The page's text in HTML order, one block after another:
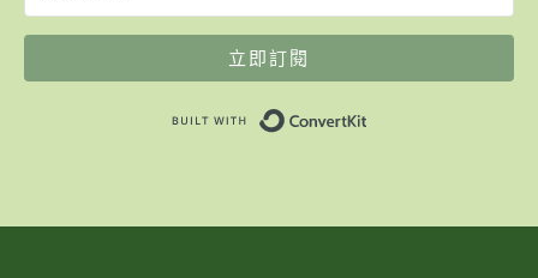
立即訂閱